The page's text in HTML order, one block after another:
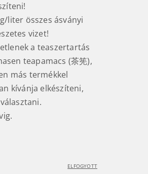
liter összes ásványi
vizet!
a teaszertartás
teapamacs (茶筅),
más termékkel
kívánja elkészíteni,
ELFOGYOTT